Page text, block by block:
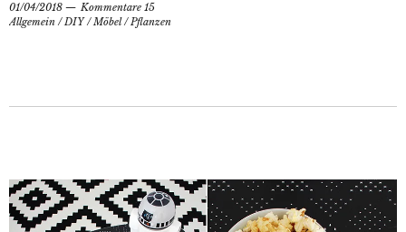
01/04/2018
Kommentare 15
Allgemein / DIY/ Möbel/ Pflanzen